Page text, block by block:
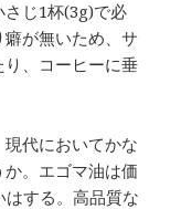
じ1杯(3g)で必
が無いため、サ
、コーヒーに垂
代においてかな
。エゴマ油は価
する。高品質な